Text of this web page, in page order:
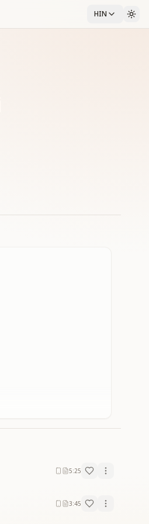
HIN
5:25
3:45